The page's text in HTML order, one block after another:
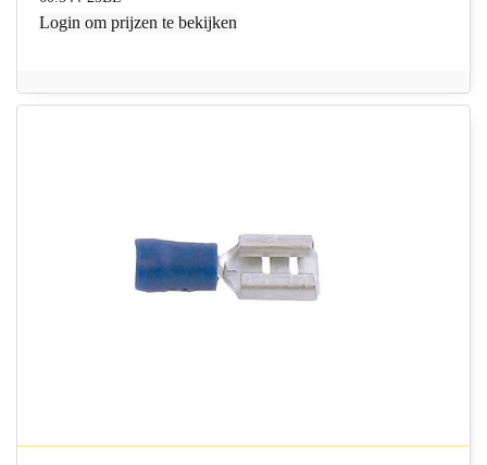
Login om prijzen te bekijken